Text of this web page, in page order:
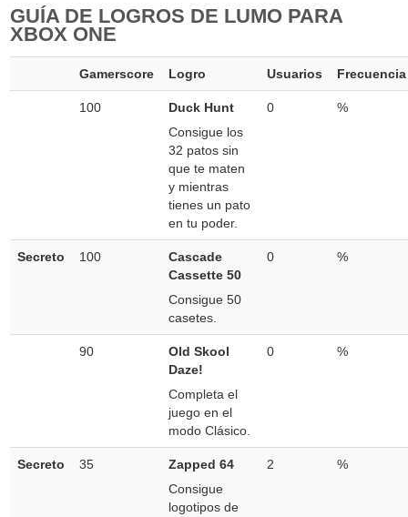
GUÍA DE LOGROS DE LUMO PARA
XBOX ONE
Gamerscore Logro Usuarios Frecuencia
100
Duck Hunt
Consigue los
32 patos sin
que te maten
y mientras
tienes un pato
en tu poder.
0 %
Secreto 100
Cascade
Cassette 50
Consigue 50
casetes.
0 %
90
Old Skool
Daze!
Completa el
juego en el
modo Clásico.
0 %
Secreto 35
Zapped 64
Consigue
logotipos de
2 %